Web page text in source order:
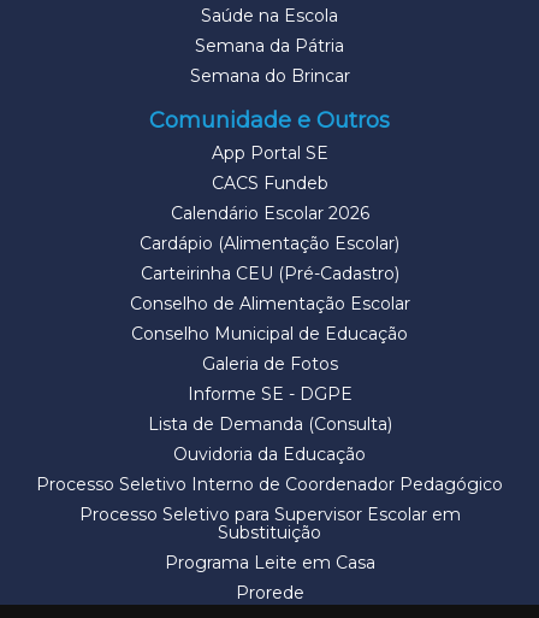
Saúde na Escola
Semana da Pátria
Semana do Brincar
Comunidade e Outros
App Portal SE
CACS Fundeb
Calendário Escolar 2026
Cardápio (Alimentação Escolar)
Carteirinha CEU (Pré-Cadastro)
Conselho de Alimentação Escolar
Conselho Municipal de Educação
Galeria de Fotos
Informe SE - DGPE
Lista de Demanda (Consulta)
Ouvidoria da Educação
Processo Seletivo Interno de Coordenador Pedagógico
Processo Seletivo para Supervisor Escolar em
Substituição
Programa Leite em Casa
Prorede